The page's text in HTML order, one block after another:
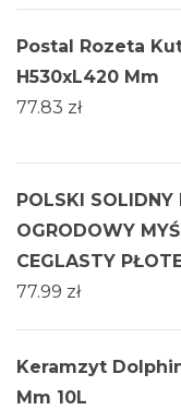
Postal Rozeta
H530xL420 Mm
77.83 zł
POLSKI SOLIDNY
OGRODOWY
CEGLASTY
77.99 zł
Keramzyt
Mm 10L